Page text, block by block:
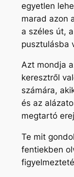
egyetlen
marad azon
a széles út,
pusztulásba
Azt mondja
keresztről
számára,
és az
megtartó
Te mit
fentiekben